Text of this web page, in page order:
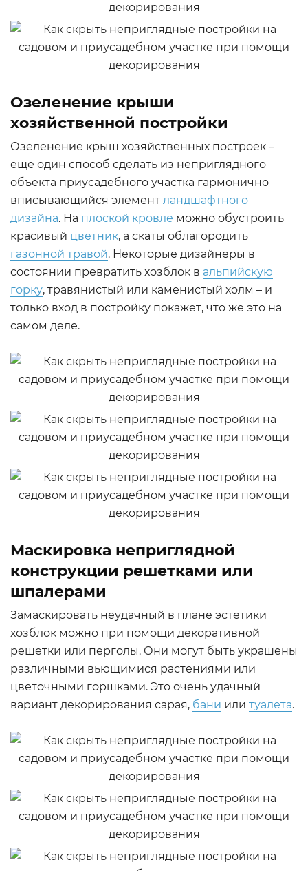
Озеленение крыши
хозяйственной постройки
Озеленение крыш хозяйственных построек –
еще один способ сделать из неприглядного
объекта приусадебного участка гармонично
вписывающийся элемент ландшафтного
дизайна. На плоской кровле можно обустроить
красивый цветник, а скаты облагородить
газонной травой. Некоторые дизайнеры в
состоянии превратить хозблок в альпийскую
горку, травянистый или каменистый холм – и
только вход в постройку покажет, что же это на
самом деле.
Маскировка неприглядной
конструкции решетками или
шпалерами
Замаскировать неудачный в плане эстетики
хозблок можно при помощи декоративной
решетки или перголы. Они могут быть украшены
различными вьющимися растениями или
цветочными горшками. Это очень удачный
вариант декорирования сарая, бани или туалета.